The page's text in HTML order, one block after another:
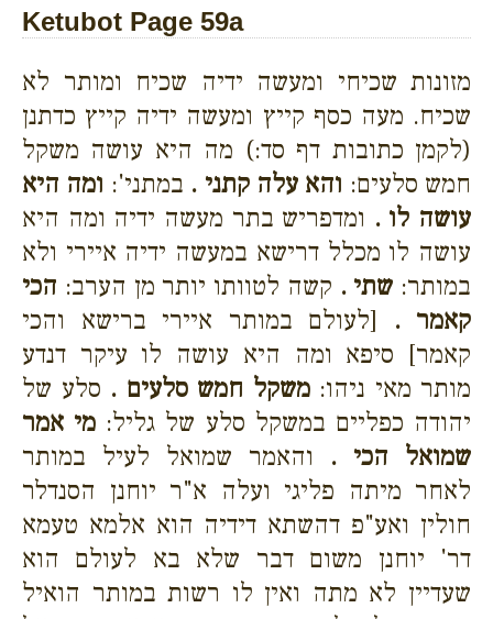
Ketubot Page 59a
מזונות שכיחי ומעשה ידיה שכיח ומותר לא
שכיח. מעה כסף קייץ ומעשה ידיה קייץ כדתנן
(לקמן כתובות דף סד:) מה היא עושה משקל
חמש סלעים: והא עלה קתני . במתני': ומה היא
עושה לו . ומדפריש בתר מעשה ידיה ומה היא
עושה לו מכלל דרישא במעשה ידיה איירי ולא
במותר: שתי . קשה לטוותו יותר מן הערב: הכי
קאמר . [לעולם במותר איירי ברישא והכי
קאמר] סיפא ומה היא עושה לו עיקר דנדע
מותר מאי ניהו:משקל חמש סלעים . סלע של
יהודה כפליים במשקל סלע של גליל: מי אמר
שמואל הכי . והאמר שמואל לעיל במותר
לאחר מיתה פליגי ועלה א"ר יוחנן הסנדלר
חולין ואע"פ דהשתא דידיה הוא אלמא טעמא
דר' יוחנן משום דבר שלא בא לעולם הוא
שעדיין לא מתה ואין לו רשות במותר הואיל